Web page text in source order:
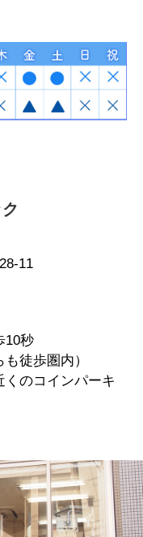
11
10秒
徒歩圏内）
くのコインパーキ